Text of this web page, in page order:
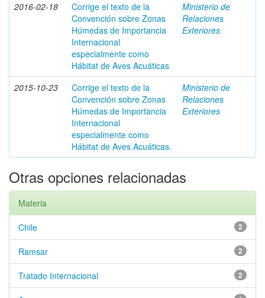
2016-02-18
Corrige el texto de la
Convención sobre Zonas
Húmedas de Importancia
Internacional
especialmente como
Hábitat de Aves Acuáticas
Ministerio de
Relaciones
Exteriores
2015-10-23
Corrige el texto de la
Convención sobre Zonas
Húmedas de Importancia
Internacional
especialmente como
Hábitat de Aves Acuáticas.
Ministerio de
Relaciones
Exteriores
Otras opciones relacionadas
Materia
2
Chile
2
Ramsar
2
Tratado Internacional